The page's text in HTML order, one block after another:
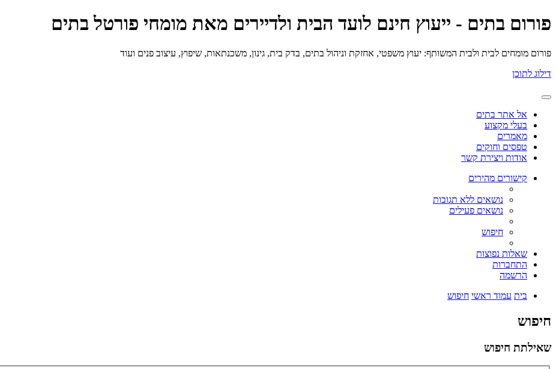
פורום בתים - ייעוץ חינם לועד הבית ולדיירים מאת מומחי פורטל בתים
פורום מומחים לבית ולבית המשותף: יעוץ משפטי, אחזקת וניהול בתים, בדק בית, גינון, משכנתאות, שיפוץ, עיצוב פנים ועוד
דילוג לתוכן
אל אתר בתים
בעלי מקצוע
מאמרים
טפסים וחוקים
אודות ויצירת קשר
קישורים מהירים
נושאים ללא תגובות
נושאים פעילים
חיפוש
שאלות נפוצות
התחברות
הרשמה
בית עמוד ראשי חיפוש
חיפוש
שאילתת חיפוש